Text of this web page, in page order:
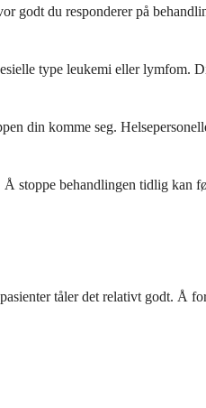
du responderer på
type leukemi eller lymfom.
din komme seg.
stoppe behandlingen tidlig kan
tåler det relativt godt. Å